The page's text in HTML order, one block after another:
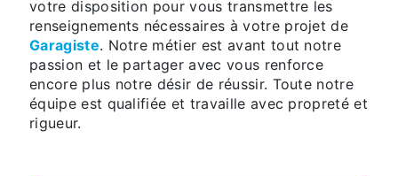
votre disposition pour vous transmettre les
renseignements nécessaires à votre projet de
Garagiste. Notre métier est avant tout notre
passion et le partager avec vous renforce
encore plus notre désir de réussir. Toute notre
équipe est qualifiée et travaille avec propreté et
rigueur.